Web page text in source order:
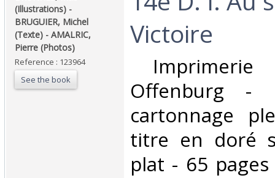
(Illustrations) -
BRUGUIER, Michel
(Texte) - AMALRIC,
Pierre (Photos)‎
Reference : 123964
See the book
Victoire‎
Imprimerie
Offenburg -
cartonnage
titre en doré
plat - 65